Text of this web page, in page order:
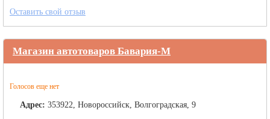
Оставить свой отзыв
Магазин автотоваров Бавария-М
Голосов еще нет
Адрес: 353922, Новороссийск, Волгоградская, 9